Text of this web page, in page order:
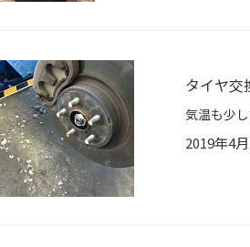
タイヤ交
2019年4